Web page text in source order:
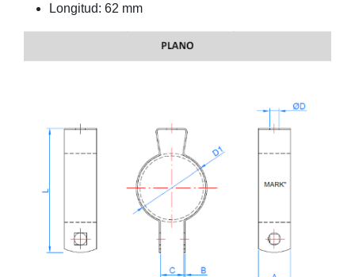
y
HemisféricasLente
-
Profesionales
Térmicas
WiFi
Inalámbricas
Cámaras
y DVRs
Longitud: 62 mm